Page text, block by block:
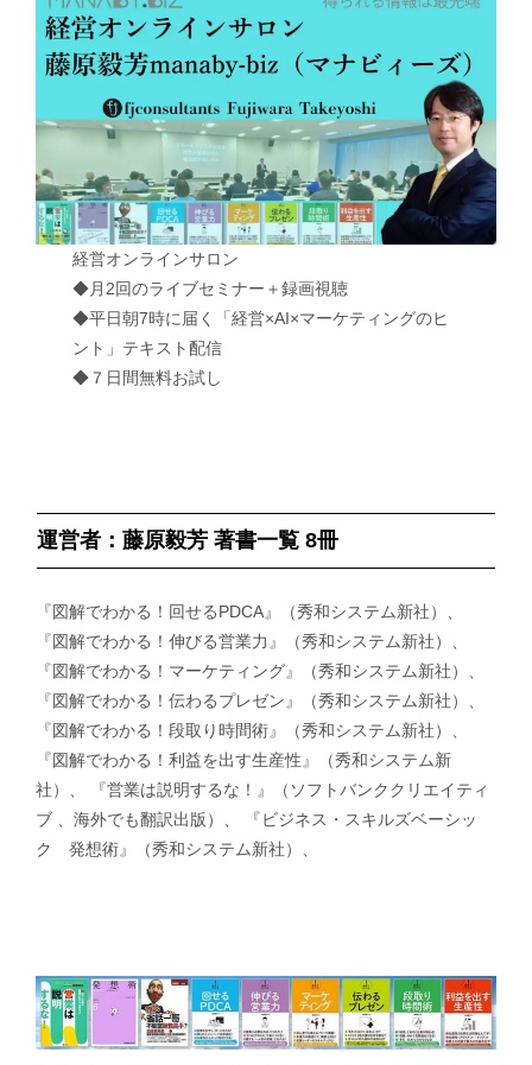
経営オンラインサロン
◆月2回のライブセミナー＋録画視聴
◆平日朝7時に届く「経営×AI×マーケティングのヒ
ント」テキスト配信
◆７日間無料お試し
運営者：藤原毅芳 著書一覧 8冊
『図解でわかる！回せるPDCA』（秀和システム新社）、
『図解でわかる！伸びる営業力』（秀和システム新社）、
『図解でわかる！マーケティング』（秀和システム新社）、
『図解でわかる！伝わるプレゼン』（秀和システム新社）、
『図解でわかる！段取り時間術』（秀和システム新社）、
『図解でわかる！利益を出す生産性』（秀和システム新
社）、 『営業は説明するな！』（ソフトバンククリエイティ
ブ 、海外でも翻訳出版）、 『ビジネス・スキルズベーシッ
ク 発想術』（秀和システム新社）、